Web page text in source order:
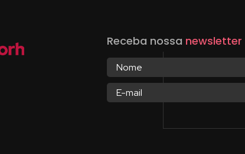
Receba nossa newsletter